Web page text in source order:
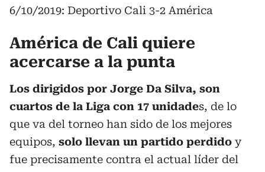
6/10/2019: Deportivo Cali 3-2 América
América de Cali quiere
acercarse a la punta
Los dirigidos por Jorge Da Silva, son
cuartos de la Liga con 17 unidades, de lo
que va del torneo han sido de los mejores
equipos, solo llevan un partido perdido y
fue precisamente contra el actual líder del